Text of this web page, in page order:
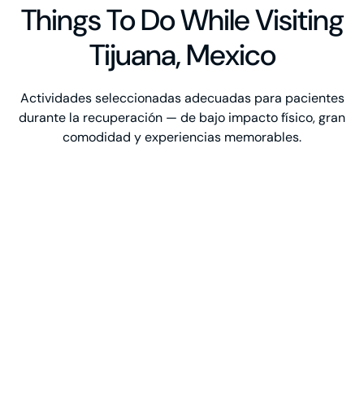
Things To Do While Visiting
Tijuana, Mexico
Actividades seleccionadas adecuadas para pacientes
durante la recuperación — de bajo impacto físico, gran
comodidad y experiencias memorables.